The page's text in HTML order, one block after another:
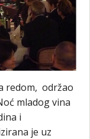
redom, održao
mladog vina
i
je uz